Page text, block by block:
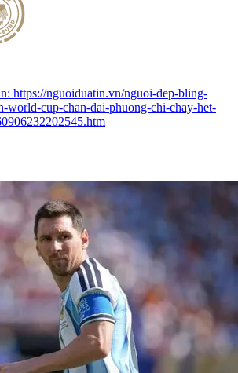
: https://nguoiduatin.vn/nguoi-dep-bling-
world-cup-chan-dai-phuong-chi-chay-het-